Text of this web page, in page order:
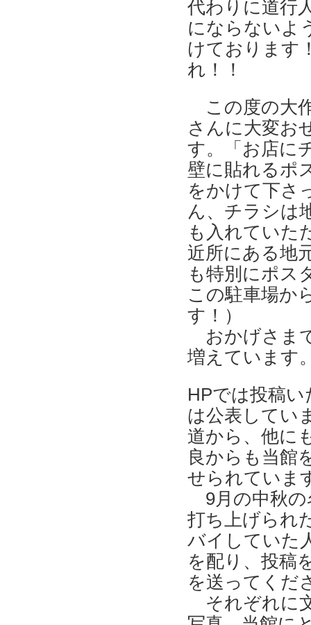
代わりに道行
にならないよ
けております
れ！！
この度の大
さんに大変お
す。「お店に
壁に貼れるポ
をかけて下さ
ん、チラシは
も入れていた
近所にある地
も特別にポス
この駐車場か
す！）
おかげさま
増えています
HPでは投稿
は公表してい
道から、他に
良からも当館
せられていま
9月の中秋の
打ち上げられ
バイしていた
を配り、投稿
を送ってくだ
それぞれに